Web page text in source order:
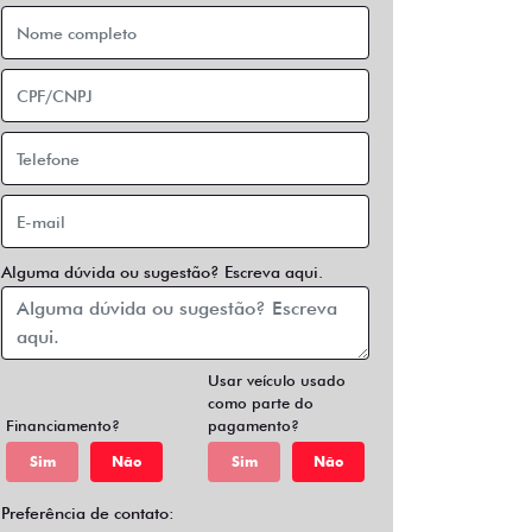
Alguma dúvida ou sugestão? Escreva aqui.
Financiamento?
Sim Não
Usar veículo usado
como parte do
pagamento?
Sim Não
Preferência de contato: